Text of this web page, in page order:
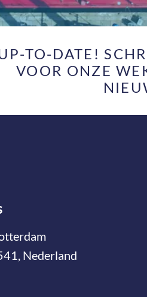
TO-DATE!
VOOR ONZE
Nederland